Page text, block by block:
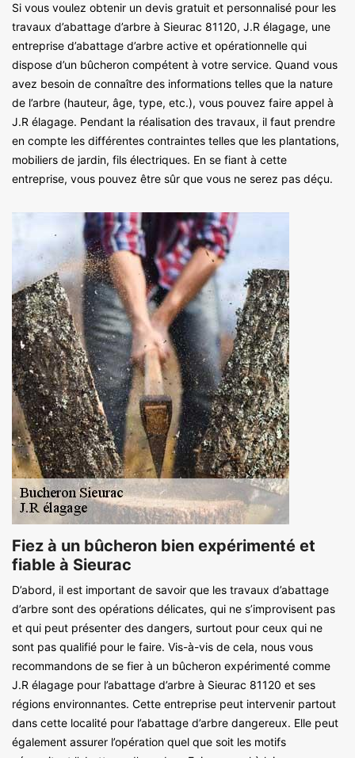
Si vous voulez obtenir un devis gratuit et personnalisé pour les
travaux d’abattage d’arbre à Sieurac 81120, J.R élagage, une
entreprise d’abattage d’arbre active et opérationnelle qui
dispose d’un bûcheron compétent à votre service. Quand vous
avez besoin de connaître des informations telles que la nature
de l’arbre (hauteur, âge, type, etc.), vous pouvez faire appel à
J.R élagage. Pendant la réalisation des travaux, il faut prendre
en compte les différentes contraintes telles que les plantations,
mobiliers de jardin, fils électriques. En se fiant à cette
entreprise, vous pouvez être sûr que vous ne serez pas déçu.
Fiez à un bûcheron bien expérimenté et
fiable à Sieurac
D’abord, il est important de savoir que les travaux d’abattage
d’arbre sont des opérations délicates, qui ne s’improvisent pas
et qui peut présenter des dangers, surtout pour ceux qui ne
sont pas qualifié pour le faire. Vis-à-vis de cela, nous vous
recommandons de se fier à un bûcheron expérimenté comme
J.R élagage pour l’abattage d’arbre à Sieurac 81120 et ses
régions environnantes. Cette entreprise peut intervenir partout
dans cette localité pour l’abattage d’arbre dangereux. Elle peut
également assurer l’opération quel que soit les motifs